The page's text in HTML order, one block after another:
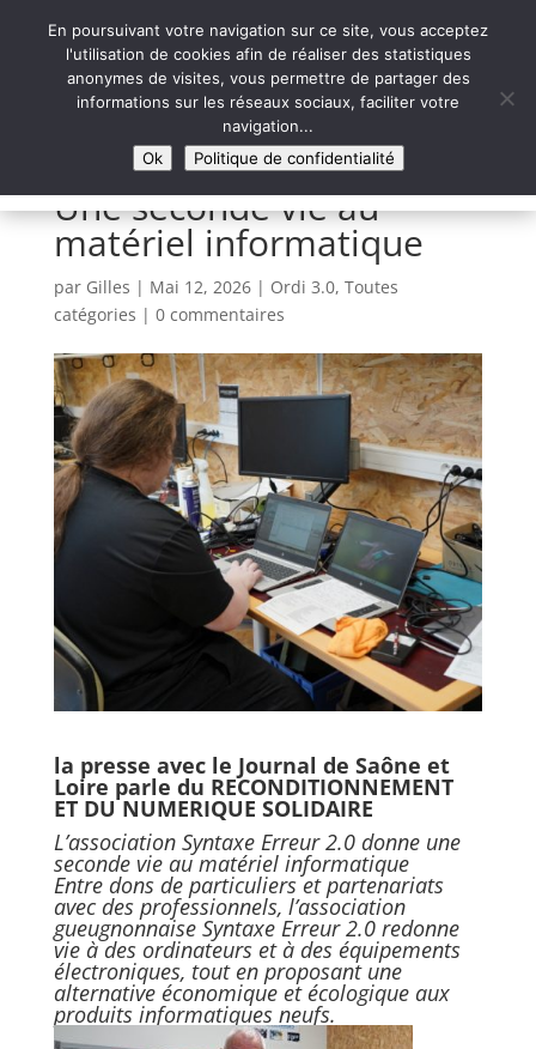
Syntaxe Erreur 2.0
LE NUMÉRIQUE SOLIDAIRE
Une seconde vie au
matériel informatique
par Gilles | Mai 12, 2026| Ordi 3.0, Toutes
catégories | 0 commentaires
la presse avec le Journal de Saône et
Loire parle du RECONDITIONNEMENT
ET DU NUMERIQUE SOLIDAIRE
L’association Syntaxe Erreur 2.0 donne une
seconde vie au matériel informatique
Entre dons de particuliers et partenariats
avec des professionnels, l’association
gueugnonnaise Syntaxe Erreur 2.0 redonne
vie à des ordinateurs et à des équipements
électroniques, tout en proposant une
alternative économique et écologique aux
produits informatiques neufs.
En poursuivant votre navigation sur ce site, vous acceptez
l'utilisation de cookies afin de réaliser des statistiques
anonymes de visites, vous permettre de partager des
informations sur les réseaux sociaux, faciliter votre
navigation...
Ok
Politique de confidentialité